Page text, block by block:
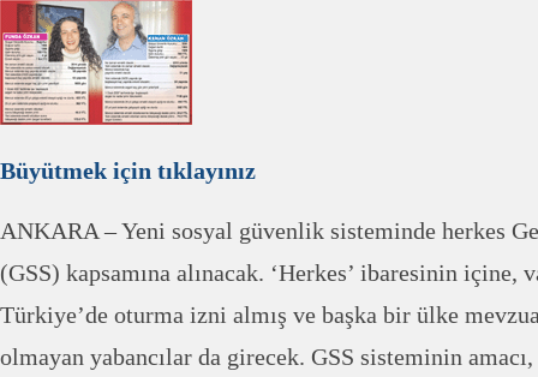
Büyütmek için tıklayınız
ANKARA – Yeni sosyal güvenlik sisteminde herkes
(GSS) kapsamına alınacak. ‘Herkes’ ibaresinin içine,
Türkiye’de oturma izni almış ve başka bir ülke
olmayan yabancılar da girecek. GSS sisteminin amacı,